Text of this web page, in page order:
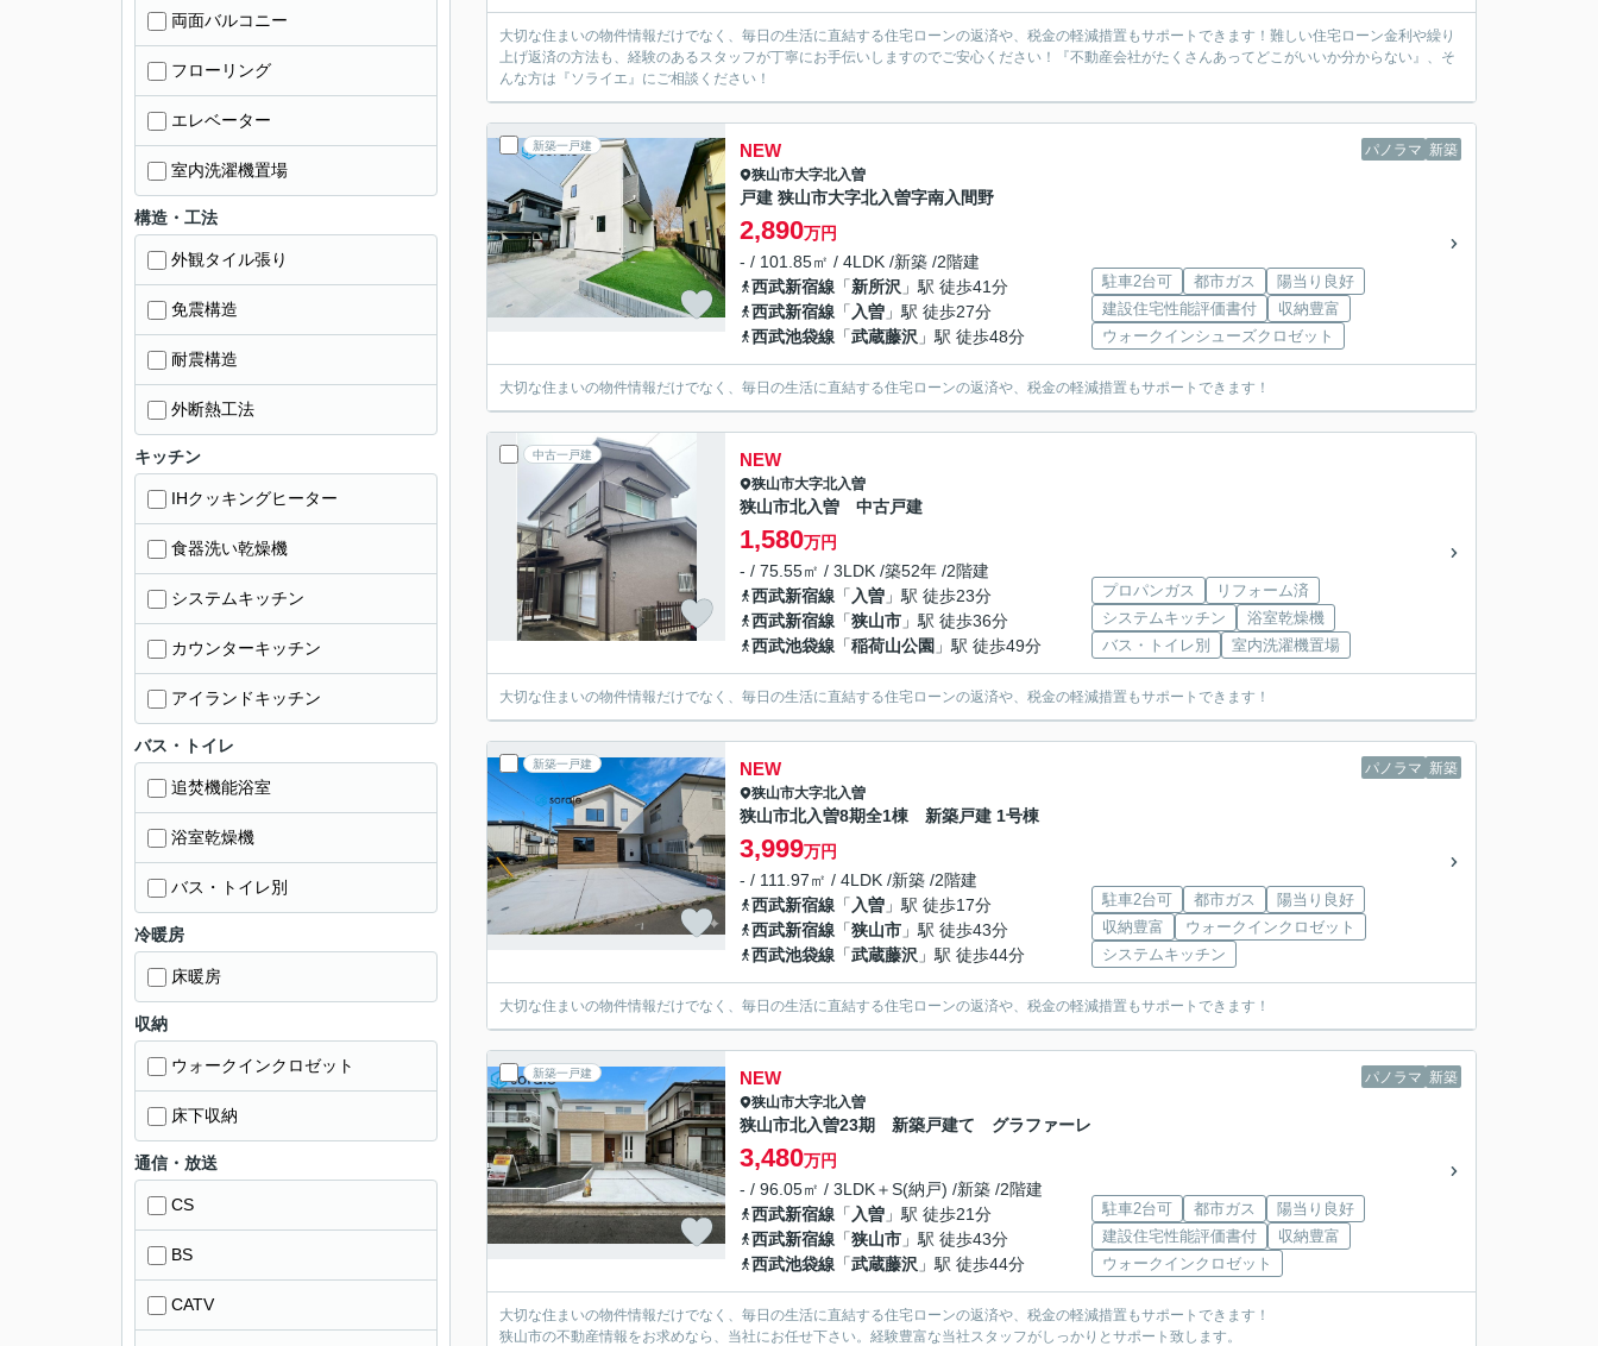
大切な住まいの物件情報だけでなく、毎日の生活に直結する住宅ローンの返済や、税金の軽減措置もサポートできます！難しい住宅ローン金利や繰り
上げ返済の方法も、経験のあるスタッフが丁寧にお手伝いしますのでご安心ください！『不動産会社がたくさんあってどこがいいか分からない』、そ
んな方は『ソライエ』にご相談ください！
新築一戸建 パノラマ 新築
NEW
狭山市大字北入曽
戸建 狭山市大字北入曽字南入間野
2,890万円
- / 101.85㎡ / 4LDK /新築 /2階建
西武新宿線 「新所沢 」駅 徒歩41分
西武新宿線 「 入曽 」駅 徒歩27分
西武池袋線 「武蔵藤沢 」駅 徒歩48分
駐車2台可 都市ガス
陽当り良好
建設住宅性能評価書付
収納豊富
ウォークインシューズクロゼット
大切な住まいの物件情報だけでなく、毎日の生活に直結する住宅ローンの返済や、税金の軽減措置もサポートできます！
中古一戸建 NEW
狭山市大字北入曽
狭山市北入曽 中古戸建
1,580万円
- / 75.55㎡ / 3LDK /築52年 /2階建
西武新宿線 「 入曽 」駅 徒歩23分
西武新宿線 「狭山市 」駅 徒歩36分
西武池袋線 「稲荷山公園 」駅 徒歩49分
プロパンガス
リフォーム済
システムキッチン
浴室乾燥機
バス・トイレ別
室内洗濯機置場
大切な住まいの物件情報だけでなく、毎日の生活に直結する住宅ローンの返済や、税金の軽減措置もサポートできます！
新築一戸建 パノラマ 新築
NEW
狭山市大字北入曽
狭山市北入曽8期全1棟 新築戸建 1号棟
3,999万円
- / 111.97㎡ / 4LDK /新築 /2階建
西武新宿線 「 入曽 」駅 徒歩17分
西武新宿線 「狭山市 」駅 徒歩43分
西武池袋線 「武蔵藤沢 」駅 徒歩44分
駐車2台可 都市ガス
陽当り良好
収納豊富
ウォークインクロゼット
システムキッチン
大切な住まいの物件情報だけでなく、毎日の生活に直結する住宅ローンの返済や、税金の軽減措置もサポートできます！
新築一戸建 パノラマ 新築
NEW
狭山市大字北入曽
狭山市北入曽23期 新築戸建て グラファーレ
3,480万円
- / 96.05㎡ / 3LDK＋S(納戸) /新築 /2階建
西武新宿線 「 入曽 」駅 徒歩21分
西武新宿線 「狭山市 」駅 徒歩43分
西武池袋線 「武蔵藤沢 」駅 徒歩44分
駐車2台可 都市ガス
陽当り良好
建設住宅性能評価書付
収納豊富
ウォークインクロゼット
大切な住まいの物件情報だけでなく、毎日の生活に直結する住宅ローンの返済や、税金の軽減措置もサポートできます！
狭山市の不動産情報をお求めなら、当社にお任せ下さい。経験豊富な当社スタッフがしっかりとサポート致します。
両面バルコニー
フローリング
エレベーター
室内洗濯機置場
構造・工法
外観タイル張り
免震構造
耐震構造
外断熱工法
キッチン
IHクッキングヒーター
食器洗い乾燥機
システムキッチン
カウンターキッチン
アイランドキッチン
バス・トイレ
追焚機能浴室
浴室乾燥機
バス・トイレ別
冷暖房
床暖房
収納
ウォークインクロゼット
床下収納
通信・放送
CS
BS
CATV